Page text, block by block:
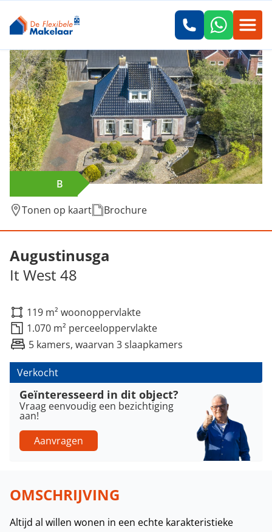
B
Tonen op kaart
Brochure
Verkocht: It West 48, Augustinusga
Augustinusga
It West 48
119 m² woonoppervlakte
1.070 m² perceeloppervlakte
5 kamers, waarvan 3 slaapkamers
Verkocht
Geïnteresseerd in dit object?
Vraag eenvoudig een bezichtiging
aan!
Aanvragen
OMSCHRIJVING
Altijd al willen wonen in een echte karakteristieke